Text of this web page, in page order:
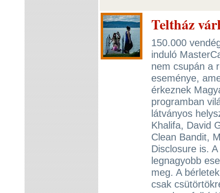
Teltház
150.000
induló
nem csupán a
eseménye,
érkeznek
programban
látványos
Khalifa, David
Clean Bandit,
Disclosure is.
legnagyobb
meg. A
csak